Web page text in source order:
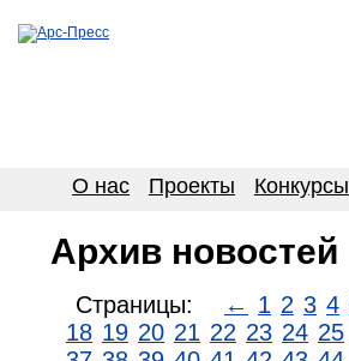
О нас Проекты Конкурсы
Архив новостей
Страницы: ← 1 2 3 4
18 19 20 21 22 23 24 25